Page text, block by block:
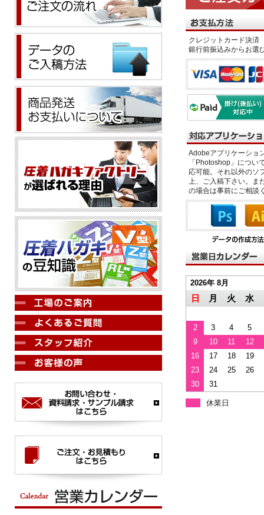
クレジットカード決
銀行前振込みからお選
Adobeアプリケーショ
「Photoshop」につい
応可能。それ以外のソ
上、ご入稿下さい。ま
の場合は事前にご相談
2026年 8月
日 月 火 水
2 3 4
5
9
10 11
12
16
17 18
19
23
24 25
26
30
31
休業日